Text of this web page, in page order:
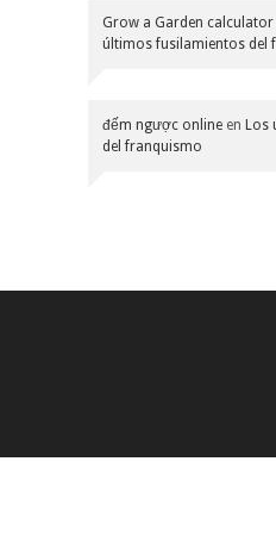
Grow a Garden
últimos fusilamientos del
đếm ngược online en Los
del franquismo